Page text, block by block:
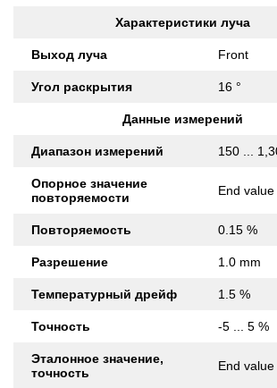
Характеристики луча
Выход луча Front
Угол раскрытия 16 °
Данные измерений
Диапазон измерений 150 ...
Опорное значение
повторяемости
End value
Повторяемость 0.15 %
Разрешение 1.0 mm
Температурный дрейф 1.5 %
Точность -5 ... 5 %
Эталонное значение,
точность
End value